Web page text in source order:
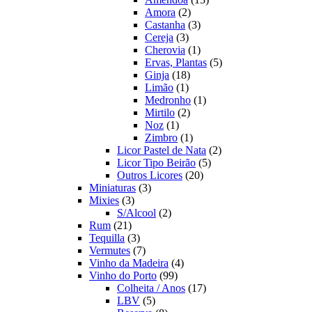
Amora 22
produtos
Castanha 33
Cereja 33
produtos
Cherovia 11
produto
Ervas, Plantas 55
Ginja 1818
produtos
Limão 11
produto
Medronho 11
Mirtilo 22
Noz 11
produto
Zimbro 11
produto
Licor Pastel de Nata 22
Licor Tipo Beirão 55
Outros Licores 2020
Miniaturas 33
Mixies 33
produtos
S/Alcool 22
Rum 2121
produtos
Tequilla 33
produtos
Vermutes 77
produtos
Vinho da Madeira 44
Vinho do Porto 9999
produtos
Colheita / Anos 1717
LBV 55